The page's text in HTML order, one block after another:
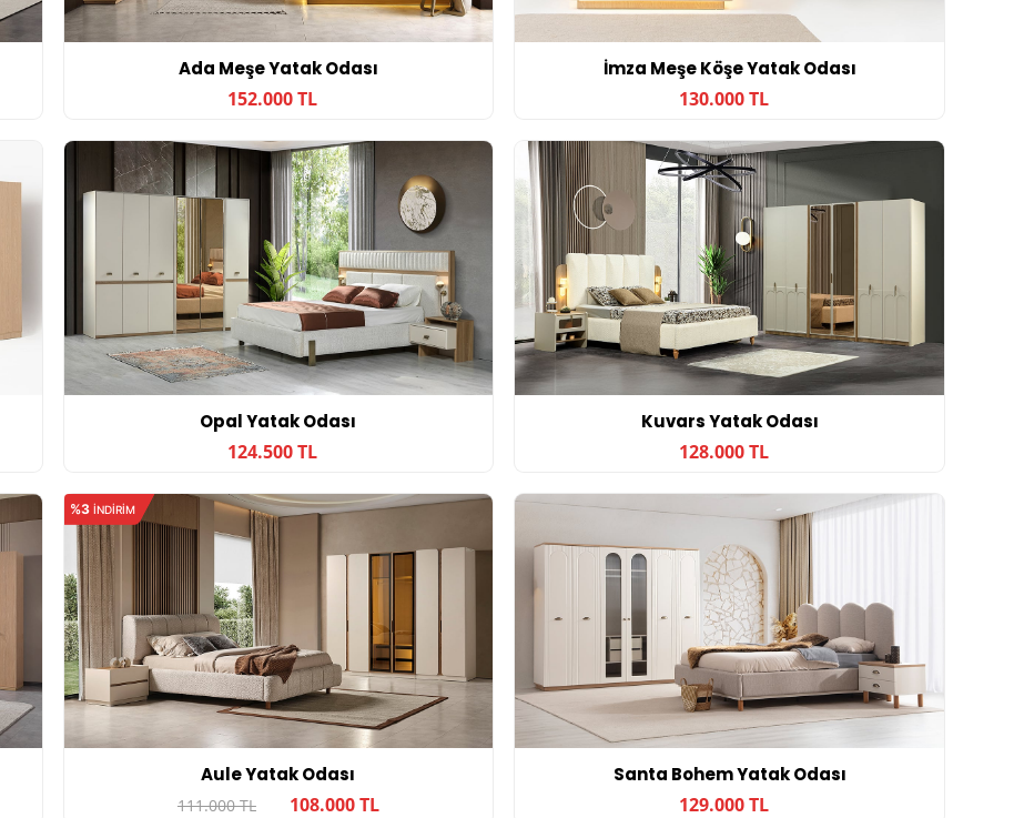
Ada Meşe Yatak Odası
152.000 TL
İmza Meşe Köşe Yatak Odası
130.000 TL
Opal Yatak Odası
124.500 TL
Kuvars Yatak Odası
128.000 TL
%3INDIRIM
Aule Yatak Odası
111.000 TL 108.000 TL
Santa Bohem Yatak Odası
129.000 TL